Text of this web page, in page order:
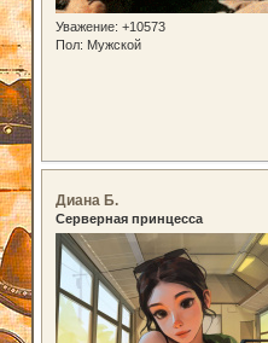
Уважение: +10573
Пол: Мужской
Диана Б.
Серверная принцесса